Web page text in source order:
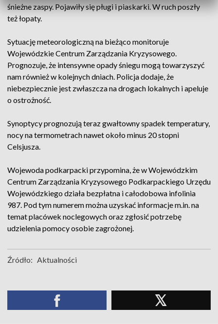
śnieżne zaspy. Pojawiły się pługi i piaskarki. W ruch poszły
też łopaty.
Sytuację meteorologiczną na bieżąco monitoruje
Wojewódzkie Centrum Zarządzania Kryzysowego.
Prognozuje, że intensywne opady śniegu mogą towarzyszyć
nam również w kolejnych dniach. Policja dodaje, że
niebezpiecznie jest zwłaszcza na drogach lokalnych i apeluje
o ostrożność.
Synoptycy prognozują teraz gwałtowny spadek temperatury,
nocy na termometrach nawet około minus 20 stopni
Celsjusza.
Wojewoda podkarpacki przypomina, że w Wojewódzkim
Centrum Zarządzania Kryzysowego Podkarpackiego Urzędu
Wojewódzkiego działa bezpłatna i całodobowa infolinia
987. Pod tym numerem można uzyskać informacje m.in. na
temat placówek noclegowych oraz zgłosić potrzebę
udzielenia pomocy osobie zagrożonej.
Źródło: Aktualności